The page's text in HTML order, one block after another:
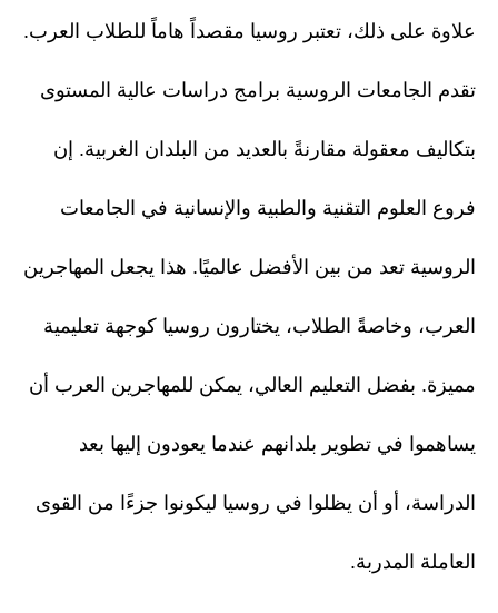
علاوة على ذلك، تعتبر روسيا مقصداً هاماً للطلاب العرب.
تقدم الجامعات الروسية برامج دراسات عالية المستوى
بتكاليف معقولة مقارنةً بالعديد من البلدان الغربية. إن
فروع العلوم التقنية والطبية والإنسانية في الجامعات
الروسية تعد من بين الأفضل عالميًا. هذا يجعل المهاجرين
العرب، وخاصةً الطلاب، يختارون روسيا كوجهة تعليمية
مميزة. بفضل التعليم العالي، يمكن للمهاجرين العرب أن
يساهموا في تطوير بلدانهم عندما يعودون إليها بعد
الدراسة، أو أن يظلوا في روسيا ليكونوا جزءًا من القوى
العاملة المدربة.